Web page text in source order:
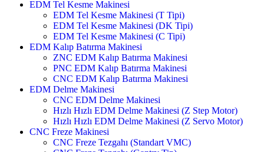
EDM Tel Kesme Makinesi
EDM Tel Kesme Makinesi (T Tipi)
EDM Tel Kesme Makinesi (DK Tipi)
EDM Tel Kesme Makinesi (C Tipi)
EDM Kalıp Batırma Makinesi
ZNC EDM Kalıp Batırma Makinesi
PNC EDM Kalıp Batırma Makinesi
CNC EDM Kalıp Batırma Makinesi
EDM Delme Makinesi
CNC EDM Delme Makinesi
Hızlı Hızlı EDM Delme Makinesi (Z Step Motor)
Hızlı Hızlı EDM Delme Makinesi (Z Servo Motor)
CNC Freze Makinesi
CNC Freze Tezgahı (Standart VMC)